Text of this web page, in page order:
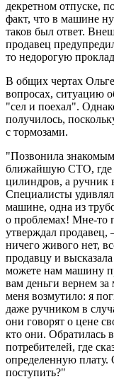
декретном отпуске,
факт, что в машине
таков был ответ.
продавец
то недорогую
В общих чертах
вопросах, ситуацию
"сел и поехал".
получилось,
с тормозами.
"Позвонила
ближайшую СТО, где
цилиндров, а ручник
Специалисты
машине, одна из
о проблемах! Мне-то
утверждал продавец,
ничего живого нет,
продавцу и
можете нам машину
вам деньги вернем
меня возмутило: я
даже ручником в
они говорят о цене
кто они. Обратилась
потребителей, где
определенную плату.
поступить?"